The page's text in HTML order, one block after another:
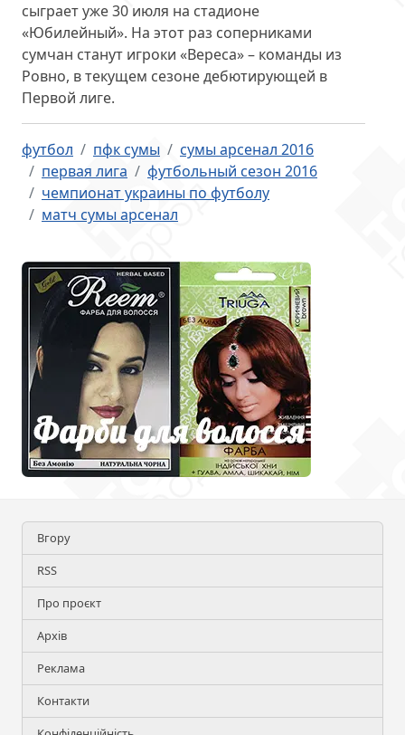
сыграет уже 30 июля на стадионе
«Юбилейный». На этот раз соперниками
сумчан станут игроки «Вереса» – команды из
Ровно, в текущем сезоне дебютирующей в
Первой лиге.
футбол пфк сумы
сумы арсенал 2016
первая лига
футбольный сезон 2016
чемпионат украины по футболу
матч сумы арсенал
Вгору
RSS
Про проєкт
Архів
Реклама
Контакти